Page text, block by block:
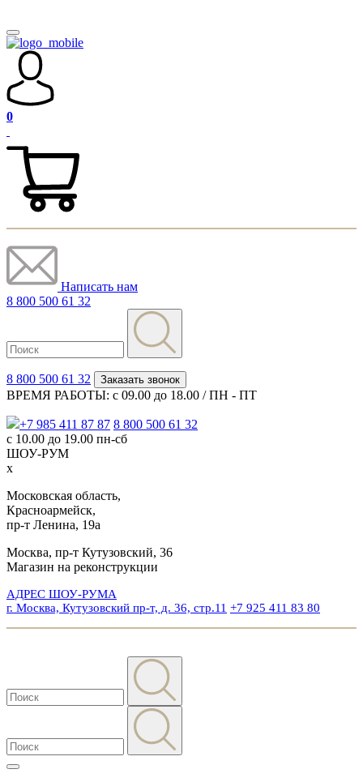
0
Написать нам
8 800 500 61 32
8 800 500 61 32 Заказать звонок
ВРЕМЯ РАБОТЫ: с 09.00 до 18.00 / ПН - ПТ
+7 985 411 87 87 8 800 500 61 32
с 10.00 до 19.00 пн-сб
ШОУ-РУМ
x
Московская область,
Красноармейск,
пр-т Ленина, 19а
Москва, пр-т Кутузовский, 36
Магазин на реконструкции
АДРЕС ШОУ-РУМА
г. Москва, Кутузовский пр-т, д. 36, стр.11 +7 925 411 83 80